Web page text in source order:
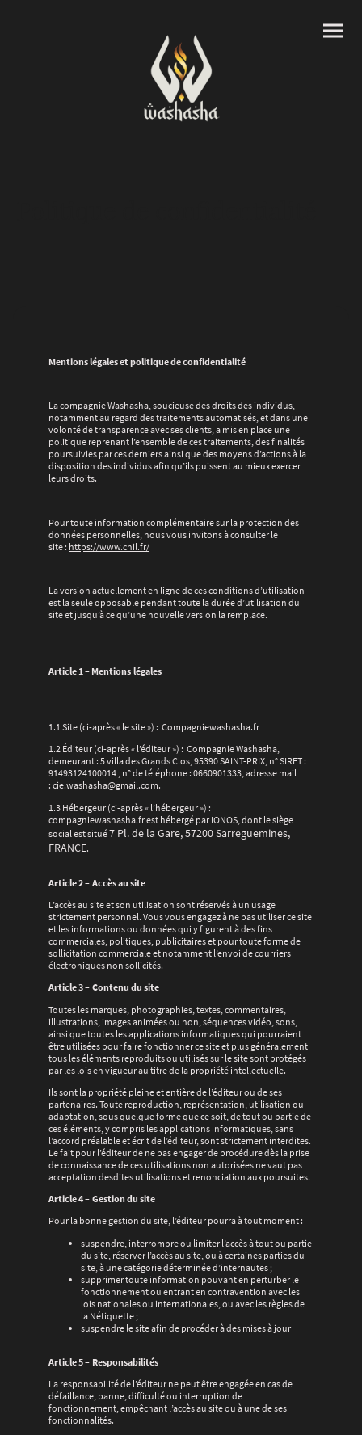
Mentions légales et politique de confidentialité
La compagnie Washasha, soucieuse des droits des individus,
notamment au regard des traitements automatisés, et dans une
volonté de transparence avec ses clients, a mis en place une
politique reprenant l’ensemble de ces traitements, des finalités
poursuivies par ces derniers ainsi que des moyens d’actions à la
disposition des individus afin qu’ils puissent au mieux exercer
leurs droits.
Pour toute information complémentaire sur la protection des
données personnelles, nous vous invitons à consulter le
site : https://www.cnil.fr/
La version actuellement en ligne de ces conditions d’utilisation
est la seule opposable pendant toute la durée d’utilisation du
site et jusqu’à ce qu’une nouvelle version la remplace.
Article 1 – Mentions légales
1.1 Site (ci-après « le site ») : Compagniewashasha.fr
1.2 Éditeur (ci-après « l’éditeur ») : Compagnie Washasha,
demeurant : 5 villa des Grands Clos, 95390 SAINT-PRIX, n° SIRET :
91493124100014 , n° de téléphone : 0660901333, adresse mail
: cie.washasha@gmail.com.
1.3 Hébergeur (ci-après « l’hébergeur ») :
compagniewashasha.fr est hébergé par IONOS, dont le siège
social est situé7 Pl. de la Gare, 57200 Sarreguemines,
FRANCE.
Article 2 – Accès au site
L’accès au site et son utilisation sont réservés à un usage
strictement personnel. Vous vous engagez à ne pas utiliser ce site
et les informations ou données qui y figurent à des fins
commerciales, politiques, publicitaires et pour toute forme de
sollicitation commerciale et notamment l’envoi de courriers
électroniques non sollicités.
Article 3 – Contenu du site
Toutes les marques, photographies, textes, commentaires,
illustrations, images animées ou non, séquences vidéo, sons,
ainsi que toutes les applications informatiques qui pourraient
être utilisées pour faire fonctionner ce site et plus généralement
tous les éléments reproduits ou utilisés sur le site sont protégés
par les lois en vigueur au titre de la propriété intellectuelle.
Ils sont la propriété pleine et entière de l’éditeur ou de ses
partenaires. Toute reproduction, représentation, utilisation ou
adaptation, sous quelque forme que ce soit, de tout ou partie de
ces éléments, y compris les applications informatiques, sans
l’accord préalable et écrit de l’éditeur, sont strictement interdites.
Le fait pour l’éditeur de ne pas engager de procédure dès la prise
de connaissance de ces utilisations non autorisées ne vaut pas
acceptation desdites utilisations et renonciation aux poursuites.
Article 4 – Gestion du site
Pour la bonne gestion du site, l’éditeur pourra à tout moment :
suspendre, interrompre ou limiter l’accès à tout ou partie
du site, réserver l’accès au site, ou à certaines parties du
site, à une catégorie déterminée d’internautes ;
supprimer toute information pouvant en perturber le
fonctionnement ou entrant en contravention avec les
lois nationales ou internationales, ou avec les règles de
la Nétiquette ;
suspendre le site afin de procéder à des mises à jour
Article 5 – Responsabilités
La responsabilité de l’éditeur ne peut être engagée en cas de
défaillance, panne, difficulté ou interruption de
fonctionnement, empêchant l’accès au site ou à une de ses
fonctionnalités.